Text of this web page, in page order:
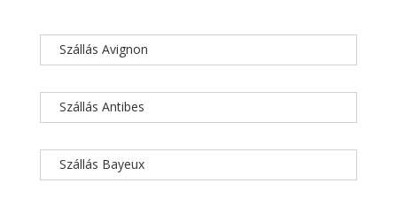
Szállás Avignon
Szállás Antibes
Szállás Bayeux